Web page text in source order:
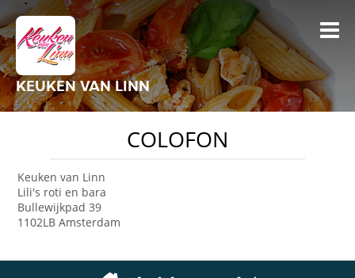
KEUKEN VAN LINN
COLOFON
Keuken van Linn
Lili's roti en bara
Bullewijkpad 39
1102LB Amsterdam